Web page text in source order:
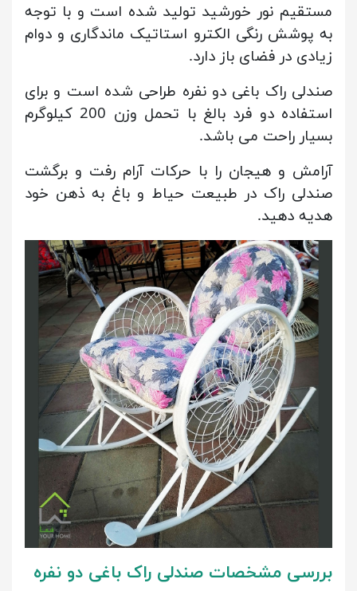
مستقیم نور خورشید تولید شده است و با توجه
به پوشش رنگی الکترو استاتیک ماندگاری و دوام
زیادی در فضای باز دارد.
صندلی راک باغی دو نفره طراحی شده است و برای
استفاده دو فرد بالغ با تحمل وزن 200 کیلوگرم
بسیار راحت می باشد.
آرامش و هیجان را با حرکات آرام رفت و برگشت
صندلی راک در طبیعت حیاط و باغ به ذهن خود
هدیه دهید.
بررسی مشخصات صندلی راک باغی دو نفره